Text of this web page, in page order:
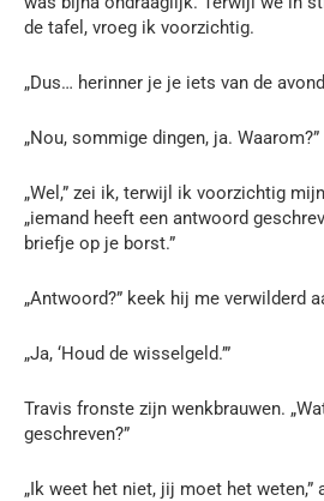
de tafel, vroeg ik voorzichtig.
„Dus… herinner je je iets van de
„Nou, sommige dingen, ja. Waarom?”
„Wel,” zei ik, terwijl ik voorzichtig
„iemand heeft een antwoord
briefje op je borst.”
„Antwoord?” keek hij me verwilderd
„Ja, ‘Houd de wisselgeld.’”
Travis fronste zijn wenkbrauwen.
geschreven?”
„Ik weet het niet, jij moet het weten,”